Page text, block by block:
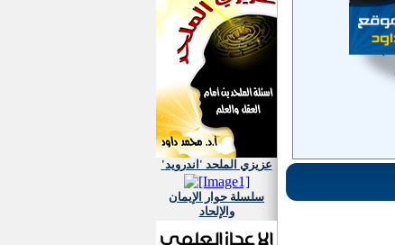
'عزيزي الملحد 'اندرويد
سلسلة حوار الإيمان
والإلحاد